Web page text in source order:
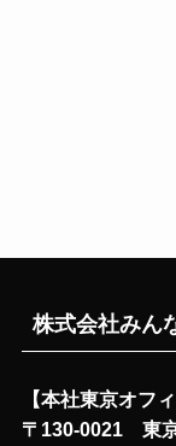
株式会社みん
【本社東京オフィ
〒130-0021 東